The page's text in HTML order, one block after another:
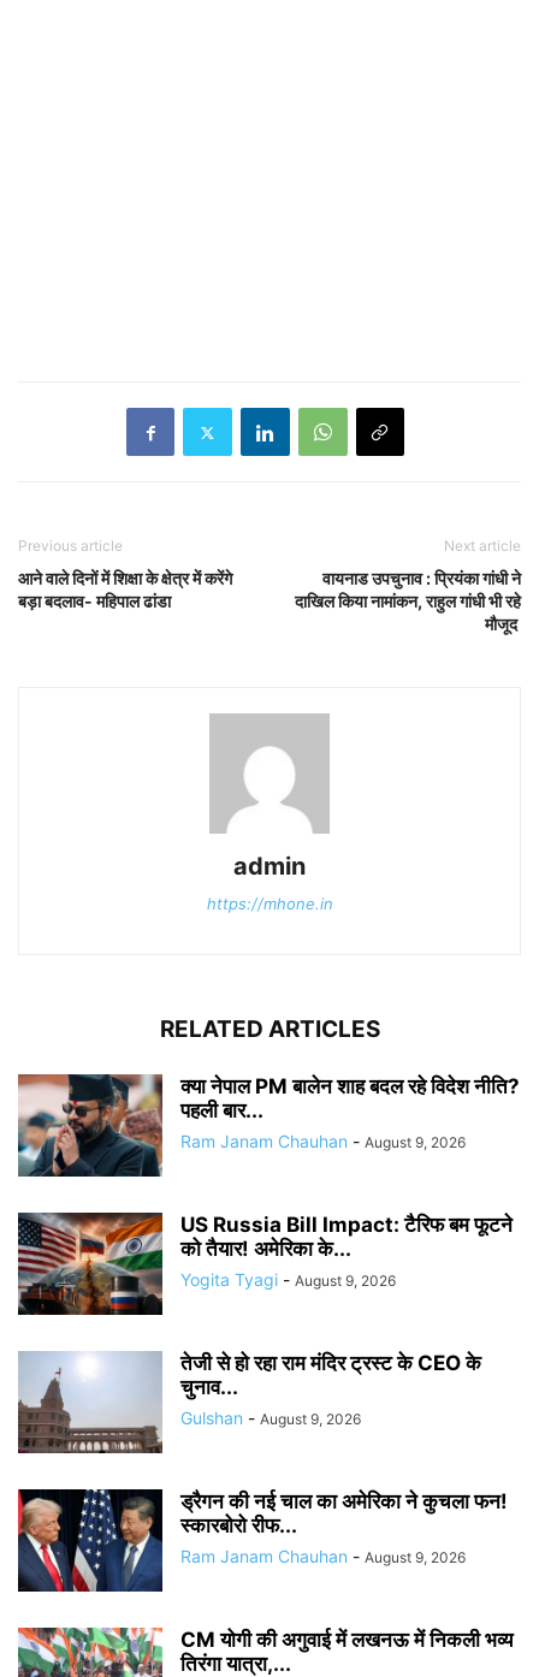
Previous article
आने वाले दिनों में शिक्षा के क्षेत्र में करेंगे
बड़ा बदलाव- महिपाल ढांडा
Next article
वायनाड उपचुनाव : प्रियंका गांधी ने
दाखिल किया नामांकन, राहुल गांधी भी रहे
मौजूद
admin
https://mhone.in
RELATED ARTICLES
क्या नेपाल PM बालेन शाह बदल रहे विदेश नीति?
पहली बार...
Ram Janam Chauhan - August 9, 2026
US Russia Bill Impact: टैरिफ बम फूटने
को तैयार! अमेरिका के...
Yogita Tyagi - August 9, 2026
तेजी से हो रहा राम मंदिर ट्रस्ट के CEO के
चुनाव...
Gulshan - August 9, 2026
ड्रैगन की नई चाल का अमेरिका ने कुचला फन!
स्कारबोरो रीफ...
Ram Janam Chauhan - August 9, 2026
CM योगी की अगुवाई में लखनऊ में निकली भव्य
तिरंगा यात्रा,...